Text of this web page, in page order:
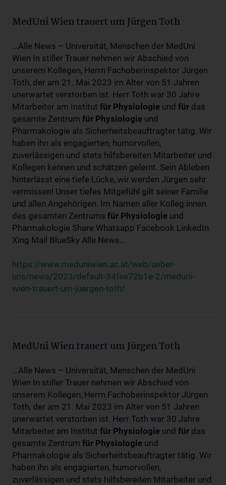
MedUni Wien trauert um Jürgen Toth
...Alle News – Universität, Menschen der MedUni
Wien In stiller Trauer nehmen wir Abschied von
unserem Kollegen, Herrn Fachoberinspektor Jürgen
Toth, der am 21. Mai 2023 im Alter von 51 Jahren
unerwartet verstorben ist. Herr Toth war 30 Jahre
Mitarbeiter am Institut für Physiologie und für das
gesamte Zentrum für Physiologie und
Pharmakologie als Sicherheitsbeauftragter tätig. Wir
haben ihn als engagierten, humorvollen,
zuverlässigen und stets hilfsbereiten Mitarbeiter und
Kollegen kennen und schätzen gelernt. Sein Ableben
hinterlässt eine tiefe Lücke, wir werden Jürgen sehr
vermissen! Unser tiefes Mitgefühl gilt seiner Familie
und allen Angehörigen. Im Namen aller Kolleg:innen
des gesamten Zentrums für Physiologie und
Pharmakologie Share Whatsapp Facebook LinkedIn
Xing Mail BlueSky Alle News...
https://www.meduniwien.ac.at/web/ueber-
uns/news/2023/default-34fee72b1e-2/meduni-
wien-trauert-um-juergen-toth/
MedUni Wien trauert um Jürgen Toth
...Alle News – Universität, Menschen der MedUni
Wien In stiller Trauer nehmen wir Abschied von
unserem Kollegen, Herrn Fachoberinspektor Jürgen
Toth, der am 21. Mai 2023 im Alter von 51 Jahren
unerwartet verstorben ist. Herr Toth war 30 Jahre
Mitarbeiter am Institut für Physiologie und für das
gesamte Zentrum für Physiologie und
Pharmakologie als Sicherheitsbeauftragter tätig. Wir
haben ihn als engagierten, humorvollen,
zuverlässigen und stets hilfsbereiten Mitarbeiter und